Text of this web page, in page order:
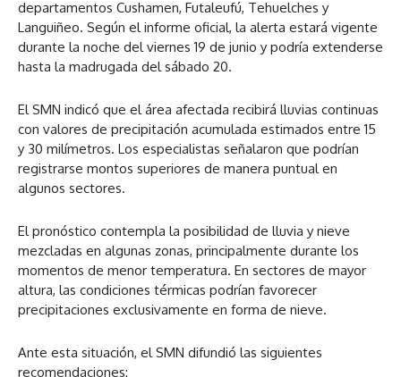
departamentos Cushamen, Futaleufú, Tehuelches y
Languiñeo. Según el informe oficial, la alerta estará vigente
durante la noche del viernes 19 de junio y podría extenderse
hasta la madrugada del sábado 20.
El SMN indicó que el área afectada recibirá lluvias continuas
con valores de precipitación acumulada estimados entre 15
y 30 milímetros. Los especialistas señalaron que podrían
registrarse montos superiores de manera puntual en
algunos sectores.
El pronóstico contempla la posibilidad de lluvia y nieve
mezcladas en algunas zonas, principalmente durante los
momentos de menor temperatura. En sectores de mayor
altura, las condiciones térmicas podrían favorecer
precipitaciones exclusivamente en forma de nieve.
Ante esta situación, el SMN difundió las siguientes
recomendaciones: